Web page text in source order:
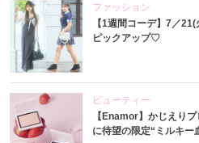
ファッション
【1週間コーデ】7／
ピックアップ♡
ビューティー
【Enamor】かじえり
に待望の限定“ミルキー